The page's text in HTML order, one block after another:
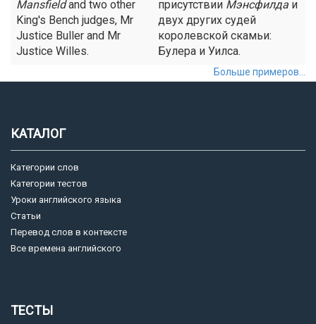
Mansfieldand two other
King's Bench judges, Mr
Justice Buller and Mr
Justice Willes.
присутствии Мэнсфилда и
двух других судей
королевской скамьи:
Булера и Уилса.
Больше примеров...
КАТАЛОГ
Категории слов
Категории тестов
Уроки английского языка
Статьи
Перевод слов в контексте
Все времена английского
ТЕСТЫ